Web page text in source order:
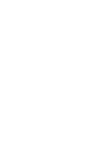
রহমানের,গ্যাস সঙ্কট